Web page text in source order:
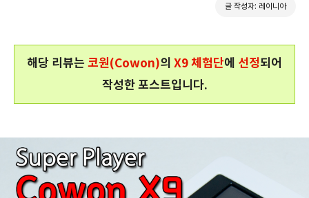
글 작성자: 레이니아
해당 리뷰는 코원(Cowon)의 X9 체험단에 선정되어
작성한 포스트입니다.